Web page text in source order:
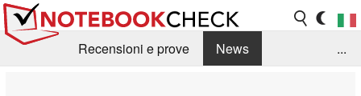
Recensioni e prove
News
...